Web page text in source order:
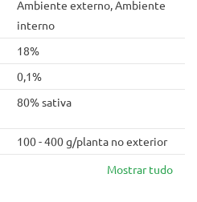
Ambiente externo, Ambiente
interno
18%
0,1%
80% sativa
100 - 400 g/planta no exterior
Mostrar tudo